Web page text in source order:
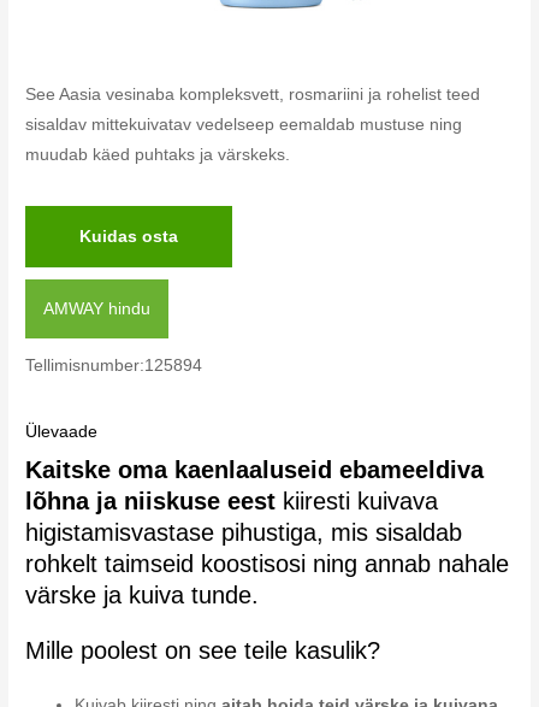
See Aasia vesinaba kompleksvett, rosmariini ja rohelist teed
sisaldav mittekuivatav vedelseep eemaldab mustuse ning
muudab käed puhtaks ja värskeks.
Kuidas osta
AMWAY hindu
Tellimisnumber:125894
Ülevaade
Kaitske oma kaenlaaluseid ebameeldiva
lõhna ja niiskuse eest kiiresti kuivava
higistamisvastase pihustiga, mis sisaldab
rohkelt taimseid koostisosi ning annab nahale
värske ja kuiva tunde.
Mille poolest on see teile kasulik?